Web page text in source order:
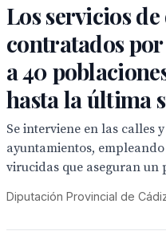
Los servicios
contratados
a 40
hasta la última
Se interviene en las calles
ayuntamientos,
virucidas que aseguran un
Diputación Provincial de